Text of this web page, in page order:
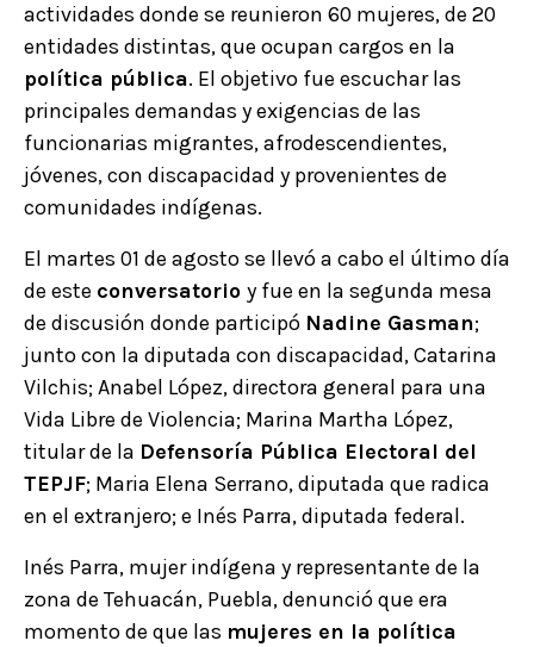
actividades donde se reunieron 60 mujeres, de 20
entidades distintas, que ocupan cargos en la
política pública. El objetivo fue escuchar las
principales demandas y exigencias de las
funcionarias migrantes, afrodescendientes,
jóvenes, con discapacidad y provenientes de
comunidades indígenas.
El martes 01 de agosto se llevó a cabo el último día
de este conversatorio y fue en la segunda mesa
de discusión donde participó Nadine Gasman;
junto con la diputada con discapacidad, Catarina
Vilchis; Anabel López, directora general para una
Vida Libre de Violencia; Marina Martha López,
titular de la Defensoría Pública Electoral del
TEPJF; Maria Elena Serrano, diputada que radica
en el extranjero; e Inés Parra, diputada federal.
Inés Parra, mujer indígena y representante de la
zona de Tehuacán, Puebla, denunció que era
momento de que las mujeres en la política